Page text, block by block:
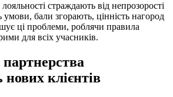
страждають від непрозорості
бали згорають, цінність нагород
ці проблеми, роблячи правила
для всіх учасників.
клієнтів